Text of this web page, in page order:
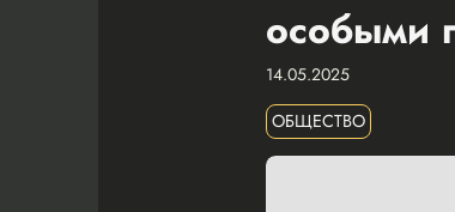
особыми
14.05.2025
ОБЩЕСТВО